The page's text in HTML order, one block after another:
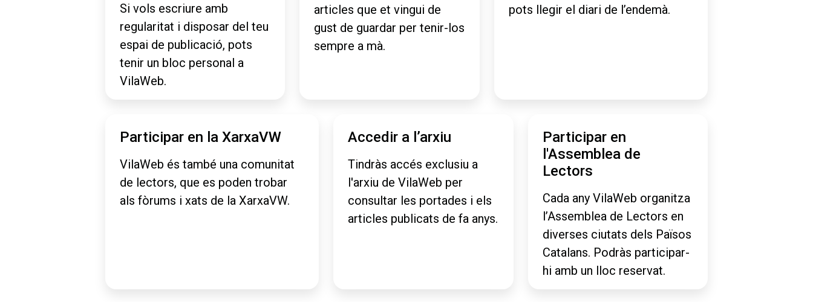
Si vols escriure amb
regularitat i disposar del teu
espai de publicació, pots
tenir un bloc personal a
VilaWeb.
articles que et vingui de
gust de guardar per tenir-los
sempre a mà.
pots llegir el diari de l’endemà.
Participar en la XarxaVW
VilaWeb és també una comunitat
de lectors, que es poden trobar
als fòrums i xats de la XarxaVW.
Accedir a l’arxiu
Tindràs accés exclusiu a
l'arxiu de VilaWeb per
consultar les portades i els
articles publicats de fa anys.
Participar en
l'Assemblea de
Lectors
Cada any VilaWeb organitza
l’Assemblea de Lectors en
diverses ciutats dels Països
Catalans. Podràs participar-
hi amb un lloc reservat.